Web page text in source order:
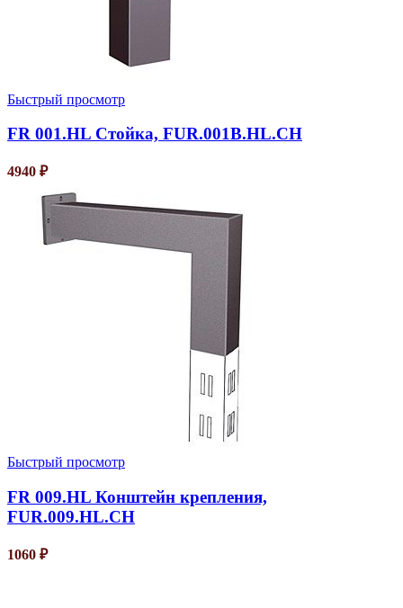
Быстрый просмотр
FR 001.HL Стойка, FUR.001B.HL.CH
4940 ₽
Быстрый просмотр
FR 009.HL Конштейн крепления,
FUR.009.HL.CH
1060 ₽